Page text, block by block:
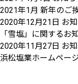
2021年1月 新年のご
2020年12月21日 お
「雪塩」に関するお
2020年11月27日 お
浜松塩業ホームペー